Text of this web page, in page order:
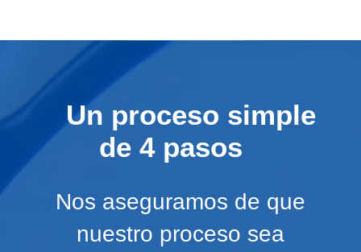
Un proceso simple
de 4 pasos
Nos aseguramos de que
nuestro proceso sea